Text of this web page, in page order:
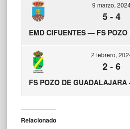
9 marzo,
5-4
EMD CIFUENTES — FS
2 febrero,
2-6
FS POZO DE
Relacionado